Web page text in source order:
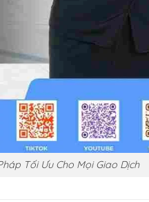
Tối Ưu Cho Mọi Giao Dịch